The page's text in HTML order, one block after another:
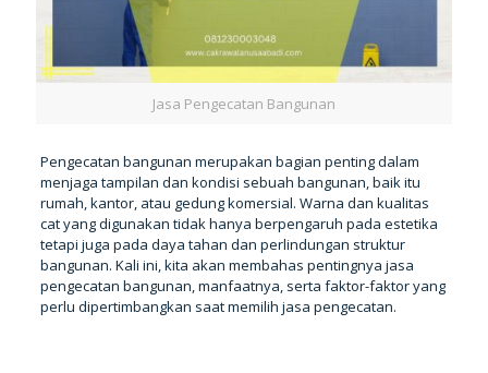
Jasa Pengecatan Bangunan
Pengecatan bangunan merupakan bagian penting dalam
menjaga tampilan dan kondisi sebuah bangunan, baik itu
rumah, kantor, atau gedung komersial. Warna dan kualitas
cat yang digunakan tidak hanya berpengaruh pada estetika
tetapi juga pada daya tahan dan perlindungan struktur
bangunan. Kali ini, kita akan membahas pentingnya jasa
pengecatan bangunan, manfaatnya, serta faktor-faktor yang
perlu dipertimbangkan saat memilih jasa pengecatan.